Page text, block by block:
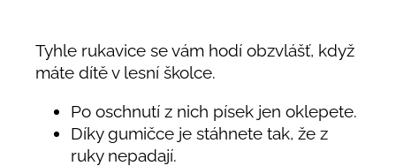
Tyhle rukavice se vám hodí obzvlášť, když
máte dítě v lesní školce.
Po oschnutí z nich písek jen oklepete.
Díky gumičce je stáhnete tak, že z
ruky nepadají.